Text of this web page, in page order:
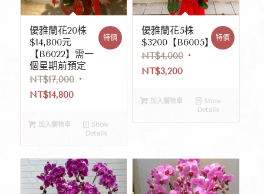
優雅蘭花20株
$14,800元
【B6022】需一
個星期前預定
NT$17,000
NT$14,800
特價
加入購物車
Show
Details
優雅蘭花5株
$3200【B6005】
NT$4,000
NT$3,200
特價
加入購物車
Show
Details